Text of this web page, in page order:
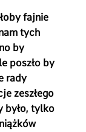
fajnie
tych
by
poszło by
rady
zeszłego
było, tylko